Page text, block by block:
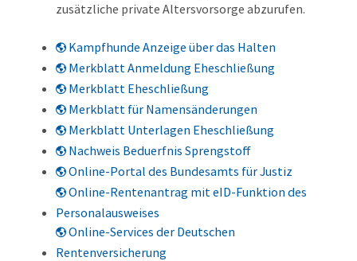
zusätzliche private Altersvorsorge abzurufen.
Kampfhunde Anzeige über das Halten
Merkblatt Anmeldung Eheschließung
Merkblatt Eheschließung
Merkblatt für Namensänderungen
Merkblatt Unterlagen Eheschließung
Nachweis Beduerfnis Sprengstoff
Online-Portal des Bundesamts für Justiz
Online-Rentenantrag mit eID-Funktion des
Personalausweises
Online-Services der Deutschen
Rentenversicherung